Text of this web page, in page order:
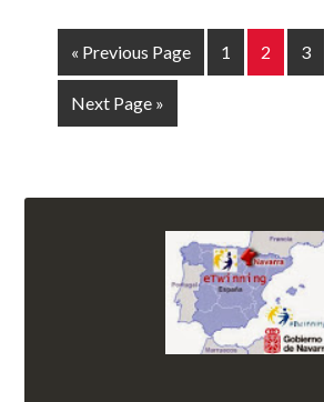
« Previous Page 1 2 3
Next Page »